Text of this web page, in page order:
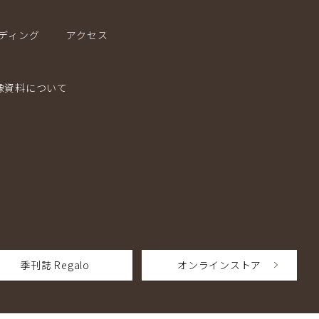
ィング アクセス
資料について
季刊誌 Regalo オンラインストア